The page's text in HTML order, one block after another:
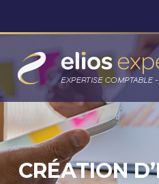
Aller
au
contenu
CRÉATION